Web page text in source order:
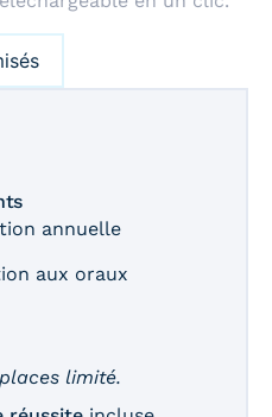
annuelle
aux oraux
limité.